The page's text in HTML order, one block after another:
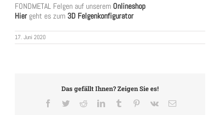
FONDMETAL Felgen auf unserem Onlineshop
Hier geht es zum 3D Felgenkonfigurator
17. Juni 2020
Das gefällt Ihnen? Zeigen Sie es!
Facebook
TwitterRedditLinkedInTumblr Pinterest
Vk Email